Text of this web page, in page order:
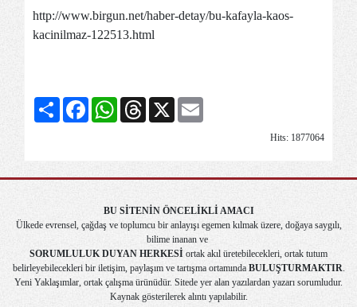
http://www.birgun.net/haber-detay/bu-kafayla-kaos-
kacinilmaz-122513.html
Share FacebookWhatsAppThreads
X
Hits: 1877064
BU SİTENİN ÖNCELİKLİ AMACI
Ülkede evrensel, çağdaş ve toplumcu bir anlayışı egemen kılmak üzere, doğaya saygılı,
bilime inanan ve
SORUMLULUK DUYAN HERKESİ ortak akıl üretebilecekleri, ortak tutum
belirleyebilecekleri bir iletişim, paylaşım ve tartışma ortamında BULUŞTURMAKTIR.
Yeni Yaklaşımlar, ortak çalışma ürünüdür. Sitede yer alan yazılardan yazarı sorumludur.
Kaynak gösterilerek alıntı yapılabilir.